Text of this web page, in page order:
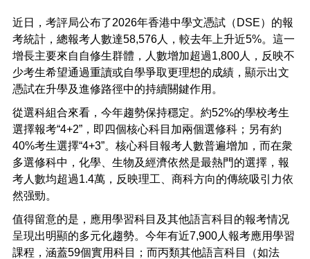
所有 |私隱政策聲明
近日，考評局公布了2026年香港中學文憑試（ DSE）的報
考統計，總報考人數達58,576人，較去年上升近5%。這一
增長主要來自自修生群體，人數增加超過1,800人，反映不
少考生希望通過重讀或自學爭取更理想的成績，顯示出文
憑試在升學及進修路徑中的持續關鍵作用。
從選科組合來看，今年趨勢保持穩定。約52%的學校考生
選擇報考“4+2”，即四個核心科目加兩個選修科；另有約
40%考生選擇“4+3”。核心科目報考人數普遍增加，而在衆
多選修科中，化學、生物及經濟依然是最熱門的選擇，報
考人數均超過1.4萬，反映理工、商科方向的傳統吸引力依
然强勁。
值得留意的是，應用學習科目及其他語言科目的報考情况
呈現出明顯的多元化趨勢。今年有近7,900人報考應用學習
課程，涵蓋59個實用科目；而丙類其他語言科目（如法